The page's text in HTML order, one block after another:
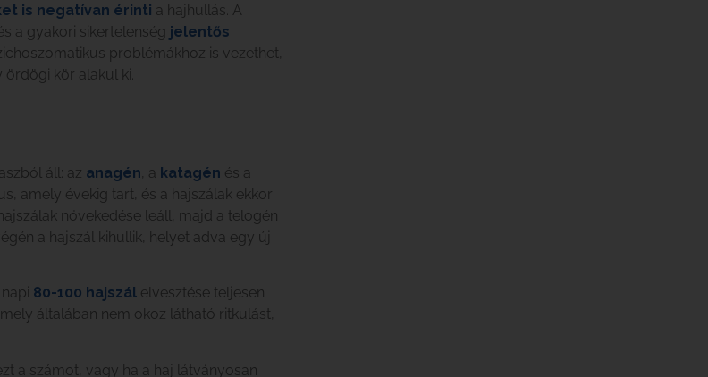
is negatívan érinti a hajhullás. A
a gyakori sikertelenség jelentős
problémákhoz is vezethet,
kör alakul ki.
áll: az anagén , a katagén és a
amely évekig tart, és a hajszálak ekkor
növekedése leáll, majd a telogén
a hajszál kihullik, helyet adva egy új
80-100 hajszál elvesztése teljesen
általában nem okoz látható ritkulást,
a számot, vagy ha a haj látványosan